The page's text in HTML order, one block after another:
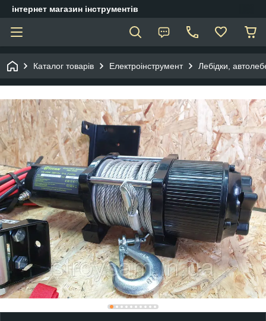
інтернет магазин інструментів
Каталог товарів Електроінструмент Лебідки,